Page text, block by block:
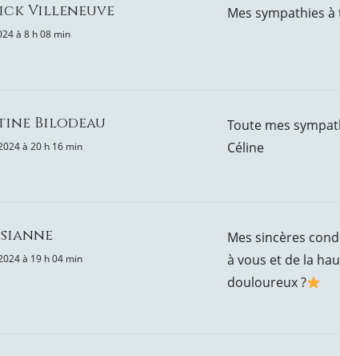
Villeneuve
à 8 h 08 min
Mes sympathies
Bilodeau
à 20 h 16 min
Toute mes
Céline
à 19 h 04 min
Mes sincères
à vous et de la
douloureux ?